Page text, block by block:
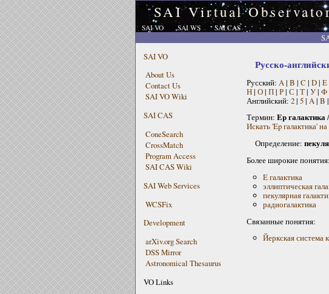
SAI Virtual
SAI VO SAI WS SAI CAS
SAI VO
About Us
Contact Us
SAI VO Wiki
SAI CAS
ConeSearch
CrossMatch
Program Access
SAI CAS Wiki
SAI Web Services
WCSFix
Development
arXiv.org Search
DSS Mirror
Astronomical Thesaurus
VO Links
Русско-
Русский: A | B | C | D| E
Н| О| П| Р| С | Т| У| Ф
Английский: 2| 5| A | B |
Термин: Ep галактика/
Искать 'Ep галактика'
Определение:
Более широкие понятия:
E галактика
эллиптическая
пекулярная
радиогалактика
Связанные понятия:
Йеркская система